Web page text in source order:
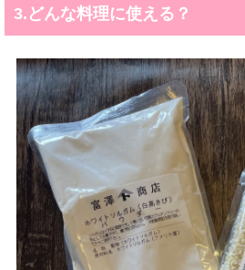
3.どんな料理に使える？